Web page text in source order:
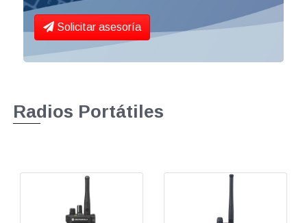
Solicitar asesoría
Radios Portátiles